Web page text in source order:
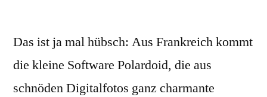
Das ist ja mal hübsch: Aus Frankreich kommt
die kleine Software Polardoid, die aus
schnöden Digitalfotos ganz charmante